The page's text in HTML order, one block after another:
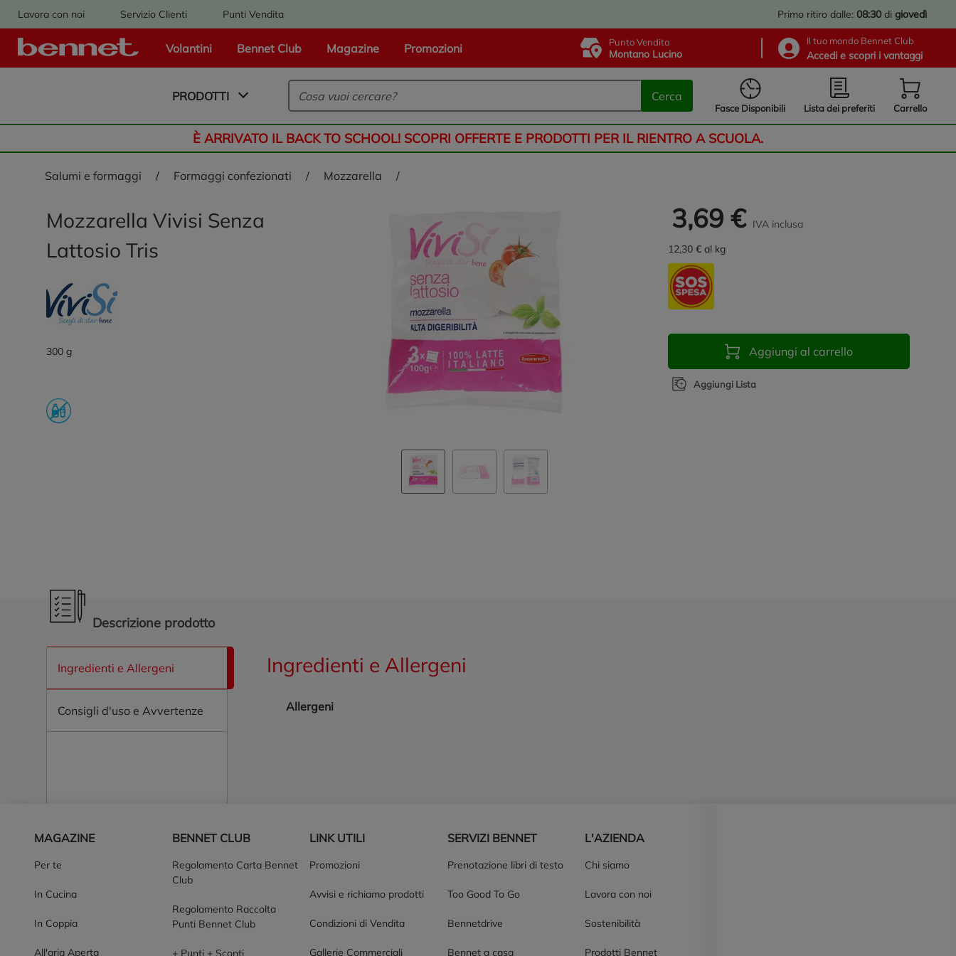
Lavora con noi Servizio Clienti Punti Vendita Primo ritiro dalle: 08:30 di giovedì
Volantini Bennet Club Magazine Promozioni Punto Vendita
Montano Lucino
Il tuo mondo Bennet Club
Accedi e scopri i vantaggi
Logo Bennet - Torna alla homepage
PRODOTTI Cerca
Fasce Disponibili Lista dei preferiti Carrello
È ARRIVATO IL BACK TO SCHOOL! SCOPRI OFFERTE E PRODOTTI PER IL RIENTRO A SCUOLA.
salumi e formaggi / formaggi confezionati / mozzarella /
Mozzarella Vivisi Senza
Lattosio Tris
300 g
3,69 € IVA inclusa
12,30 € al kg
Aggiungi al carrello
Aggiungi Lista
Descrizione prodotto
Ingredienti e Allergeni
Consigli d'uso e Avvertenze
Ingredienti e Allergeni
Allergeni
MAGAZINE
Per te
In Cucina
In Coppia
All'aria Aperta
BENNET CLUB
Regolamento Carta Bennet
Club
Regolamento Raccolta
Punti Bennet Club
+ Punti + Sconti
LINK UTILI
Promozioni
Avvisi e richiamo prodotti
Condizioni di Vendita
Gallerie Commerciali
SERVIZI BENNET
Prenotazione libri di testo
Too Good To Go
Bennetdrive
Bennet a casa
L'AZIENDA
Chi siamo
Lavora con noi
Sostenibilità
Prodotti Bennet